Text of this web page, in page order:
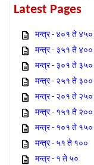
Latest Pages
मन्त्र - ४०१ ते ४५०
मन्त्र - ३५१ ते ४००
मन्त्र - ३०१ ते ३५०
मन्त्र - २५१ ते ३००
मन्त्र - २०१ ते २५०
मन्त्र - १५१ ते २००
मन्त्र - १०१ ते १५०
मन्त्र - ५१ ते १००
मन्त्र - १ ते ५०